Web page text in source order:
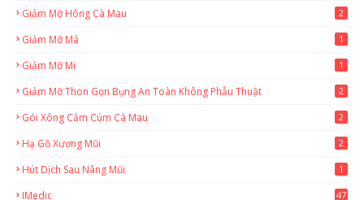
Giảm Mỡ Hông Cà Mau 2
Giảm Mỡ Má 1
Giảm Mỡ Mi 1
Giảm Mỡ Thon Gọn Bụng An Toàn Không Phẫu Thuật 2
Gói Xông Cảm Cúm Cà Mau 2
Hạ Gồ Xương Mũi 2
Hút Dịch Sau Nâng Mũi 1
IMedic 47